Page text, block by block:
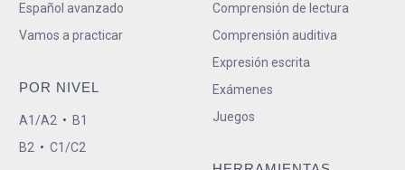
Español avanzado
Vamos a practicar
POR NIVEL
A1/A2 • B1
B2 • C1/C2
Comprensión de lectura
Comprensión auditiva
Expresión escrita
Exámenes
Juegos